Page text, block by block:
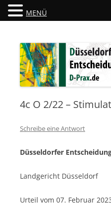
Düsseldorfer
4c O 2/22 –
Schreibe eine Antwort
Düsseldorfer
Landgericht Düsseldorf
Urteil vom 07. Februar
MENÜ